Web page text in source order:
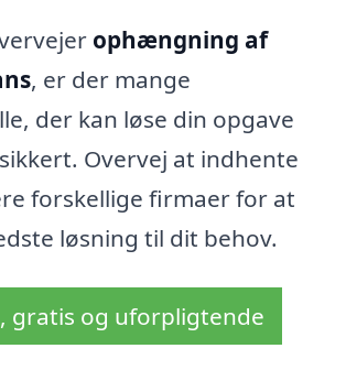
ophængning af
, er der mange
der kan løse din opgave
Overvej at indhente
forskellige firmaer for at
løsning til dit behov.
gratis og uforpligtende